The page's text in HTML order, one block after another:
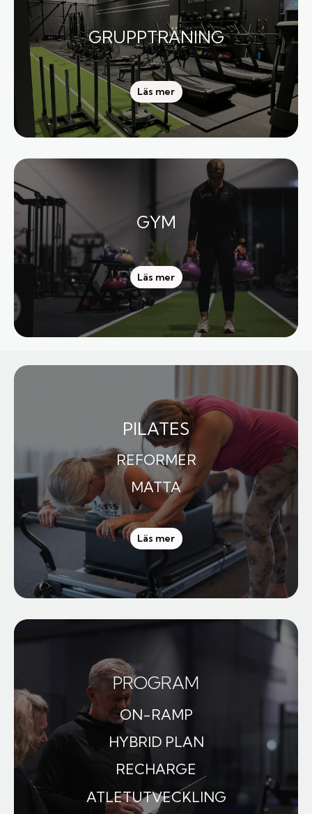
GRUPPTRÄNING
Läs mer
GYM
Läs mer
PILATES
REFORMER
MATTA
Läs mer
PROGRAM
ON-RAMP
HYBRID PLAN
RECHARGE
ATLETUTVECKLING